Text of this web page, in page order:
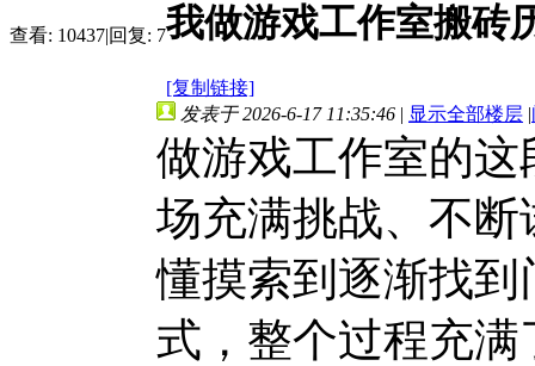
查看: 10437|回复: 7我做游戏工作室搬砖
[复制链接]
发表于 2026-6-17 11:35:46 | 显示全部楼层 |
做游戏工作室的
场充满挑战、不
懂摸索到逐渐找
式，整个过程充